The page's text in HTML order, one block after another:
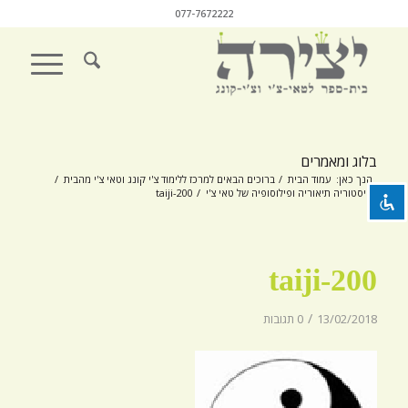
visibility_off השבת את ההבזקים
settings צבע רקע
זום (הקטנה)
remove_circle_outline הקטנת גופן
הגדלת גופן
גופן קריא
ניגודיות בהירה
077-7672222
בלוג ומאמרים
הנך כאן: עמוד הבית / ברוכים הבאים למרכז ללימוד צ'י קונג וטאי צ'י מהבית /
היסטוריה תיאוריה ופילוסופיה של טאי צ'י /
taiji-200
taiji-200
13/02/2018
/ 0 תגובות